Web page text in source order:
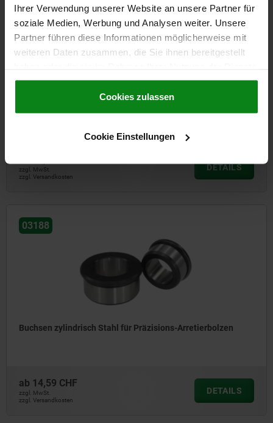
Ihrer Verwendung unserer Website an unsere Partner für
soziale Medien, Werbung und Analysen weiter. Unsere
Partner führen diese Informationen möglicherweise mit
weiteren Daten zusammen, die Sie ihnen bereitgestellt
gesammelt haben.Cookie Richtlinien
Datenschutz|AGB
Cookies zulassen
Cookie Einstellungen
zzgl. MwSt.
zzgl. Versandkosten
DETAILS
03188
Buchsen zylindrisch Stahl für Präzisions-Arretierbolzen
ab 14,59 CHF
zzgl. MwSt.
zzgl. Versandkosten
DETAILS